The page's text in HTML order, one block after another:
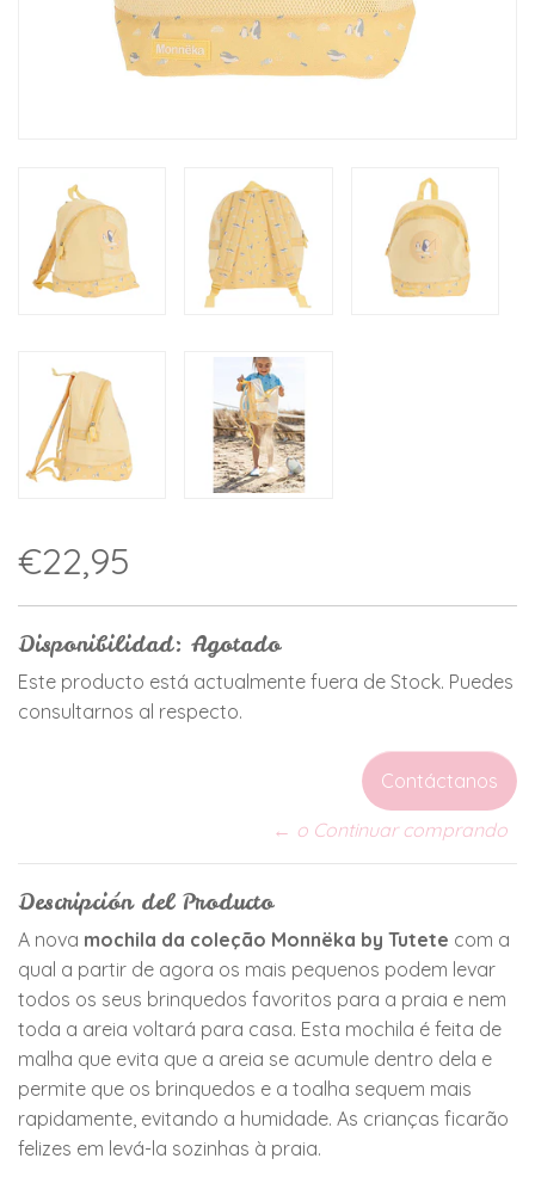
€22,95
Disponibilidad: Agotado
Este producto está actualmente fuera de Stock. Puedes
consultarnos al respecto.
Contáctanos
← o Continuar comprando
Descripción del Producto
A nova mochila da coleção Monnëka by Tutete com a
qual a partir de agora os mais pequenos podem levar
todos os seus brinquedos favoritos para a praia e nem
toda a areia voltará para casa. Esta mochila é feita de
malha que evita que a areia se acumule dentro dela e
permite que os brinquedos e a toalha sequem mais
rapidamente, evitando a humidade. As crianças ficarão
felizes em levá-la sozinhas à praia.